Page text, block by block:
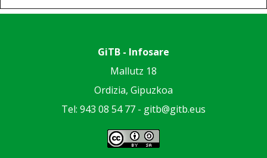
GiTB - Infosare
Mallutz 18
Ordizia, Gipuzkoa
Tel: 943 08 54 77 - gitb@gitb.eus